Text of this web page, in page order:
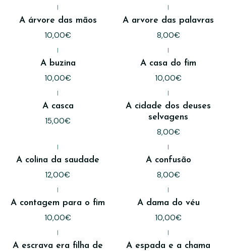
|
A árvore das mãos
10,00€
|
A arvore das palavras
8,00€
|
A buzina
10,00€
|
A casa do fim
10,00€
|
A casca
15,00€
|
A cidade dos deuses
selvagens
8,00€
|
A colina da saudade
12,00€
|
A confusão
8,00€
|
A contagem para o fim
10,00€
|
A dama do véu
10,00€
|
A escrava era filha de
|
A espada e a chama